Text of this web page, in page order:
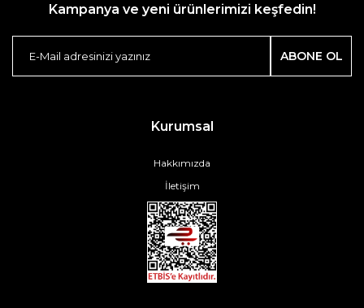
Kampanya ve yeni ürünlerimizi keşfedin!
ABONE OL
Kurumsal
Hakkımızda
İletişim